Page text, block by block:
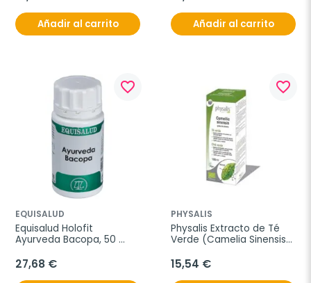
Añadir al carrito Añadir al carrito
favorite_border
EQUISALUD
Equisalud Holofit
Ayurveda Bacopa, 50
27,68 €
favorite_border
PHYSALIS
Physalis Extracto de Té
Verde (Camelia Sinensis),
15,54 €